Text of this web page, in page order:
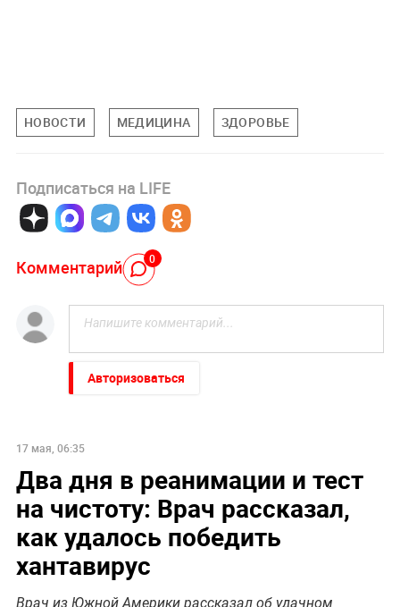
НОВОСТИ МЕДИЦИНА ЗДОРОВЬЕ
Подписаться на LIFE
Комментарий 0
Авторизоваться
17 мая, 06:35
Два дня в реанимации и тест
на чистоту: Врач рассказал,
как удалось победить
хантавирус
Врач из Южной Америки рассказал об удачном